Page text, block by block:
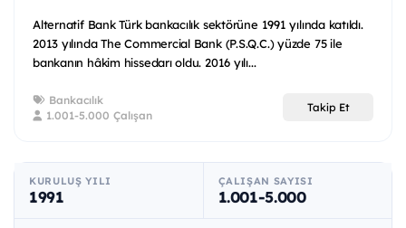
Alternatif Bank Türk bankacılık sektörüne 1991 yılında katıldı.
2013 yılında The Commercial Bank (P.S.Q.C.) yüzde 75 ile
bankanın hâkim hissedarı oldu. 2016 yılı...
Bankacılık
1.001-5.000 Çalışan
Takip Et
KURULUŞ YILI
1991
ÇALIŞAN SAYISI
1.001-5.000